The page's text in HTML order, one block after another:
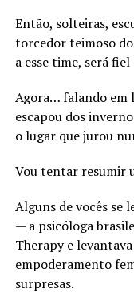
Então, solteiras,
torcedor teimoso
a esse time, será fiel
Agora… falando em
escapou dos
o lugar que jurou
Vou tentar resumir
Alguns de vocês se
— a psicóloga
Therapy e
empoderamento
surpresas.